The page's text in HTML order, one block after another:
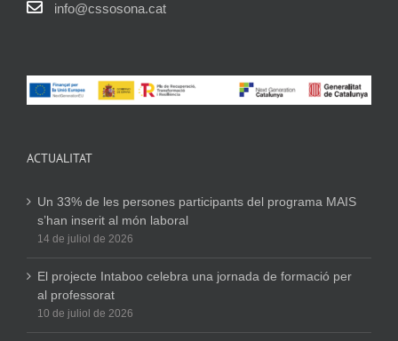
info@cssosona.cat
ACTUALITAT
Un 33% de les persones participants del programa MAIS
s’han inserit al món laboral
14 de juliol de 2026
El projecte Intaboo celebra una jornada de formació per
al professorat
10 de juliol de 2026